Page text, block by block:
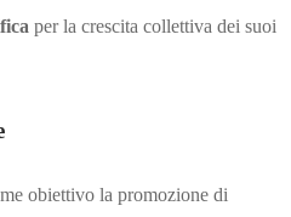
per la crescita collettiva dei suoi
obiettivo la promozione di